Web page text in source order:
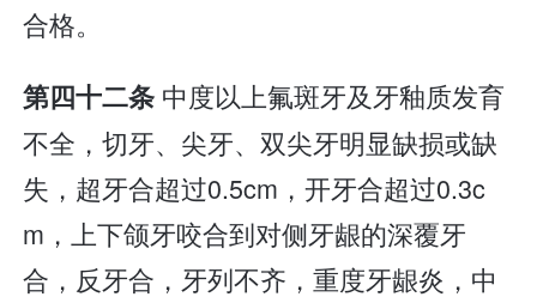
合格。
第四十二条 中度以上氟斑牙及牙釉质发育
不全，切牙、尖牙、双尖牙明显缺损或缺
失，超牙合超过0.5cm，开牙合超过0.3c
m，上下颌牙咬合到对侧牙龈的深覆牙
合，反牙合，牙列不齐，重度牙龈炎，中